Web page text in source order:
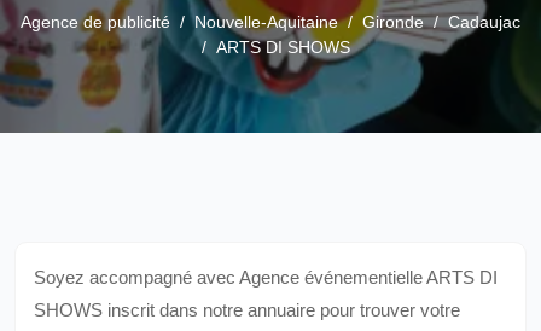
Agence de publicité Nouvelle-Aquitaine Gironde
Cadaujac
ARTS DI SHOWS
Soyez accompagné avec Agence événementielle ARTS DI
SHOWS inscrit dans notre annuaire pour trouver votre